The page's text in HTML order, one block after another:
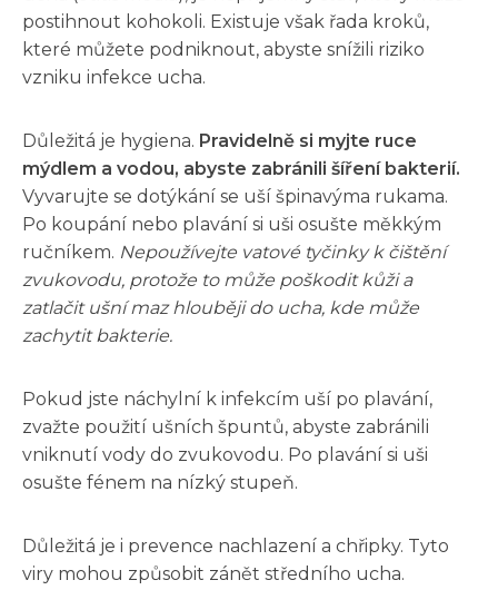
postihnout kohokoli. Existuje však řada kroků,
které můžete podniknout, abyste snížili riziko
vzniku infekce ucha.
Důležitá je hygiena. Pravidelně si myjte ruce
mýdlem a vodou, abyste zabránili šíření bakterií.
Vyvarujte se dotýkání se uší špinavýma rukama.
Po koupání nebo plavání si uši osušte měkkým
ručníkem. Nepoužívejte vatové tyčinky k čištění
zvukovodu, protože to může poškodit kůži a
zatlačit ušní maz hlouběji do ucha, kde může
zachytit bakterie.
Pokud jste náchylní k infekcím uší po plavání,
zvažte použití ušních špuntů, abyste zabránili
vniknutí vody do zvukovodu. Po plavání si uši
osušte fénem na nízký stupeň.
Důležitá je i prevence nachlazení a chřipky. Tyto
viry mohou způsobit zánět středního ucha.